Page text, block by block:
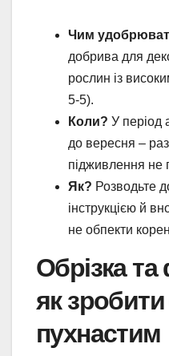
Чим
добрива для
рослин із
5-5).
Коли? У період
до вересня –
підживлення не
Як? Розводьте
інструкцією й
не обпекти
Обрізка
як зробити
пухнастим